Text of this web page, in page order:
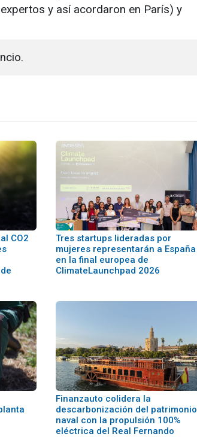
y así acordaron en París) y
CO2
Tres startups lideradas por
mujeres representarán a España
en la final europea de
ClimateLaunchpad 2026
Finanzauto colidera la
descarbonización del patrimonio
naval con la propulsión 100%
eléctrica del Real Fernando